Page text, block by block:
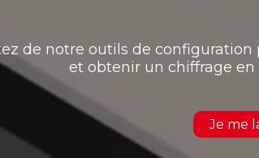
de notre outils de
et obtenir un chiffrage
Je me